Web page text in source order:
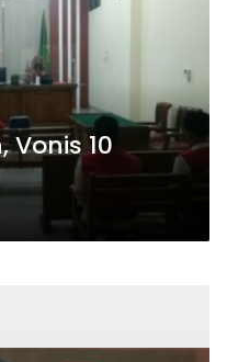
Vonis 10